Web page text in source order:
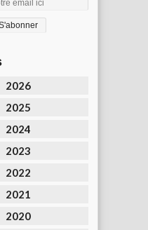
2026
2025
2024
2023
2022
2021
2020